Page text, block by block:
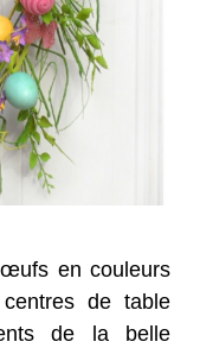
en couleurs
de table
de la belle